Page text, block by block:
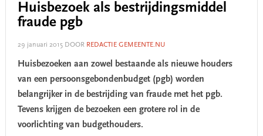
Huisbezoek als bestrijdingsmiddel
fraude pgb
29 januari 2015DOOR REDACTIE GEMEENTE.NU
Huisbezoeken aan zowel bestaande als nieuwe houders
van een persoonsgebondenbudget (pgb) worden
belangrijker in de bestrijding van fraude met het pgb.
Tevens krijgen de bezoeken een grotere rol in de
voorlichting van budgethouders.